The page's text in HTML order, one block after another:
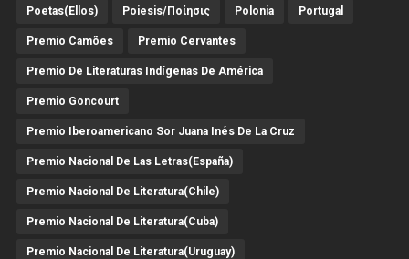
Poetas(Ellos) Poiesis/ποίησις Polonia Portugal
Premio Camões Premio Cervantes
Premio De Literaturas Indígenas De América
Premio Goncourt
Premio Iberoamericano Sor Juana Inés De La Cruz
Premio Nacional De Las Letras(España)
Premio Nacional De Literatura(Chile)
Premio Nacional De Literatura(Cuba)
Premio Nacional De Literatura(Uruguay)